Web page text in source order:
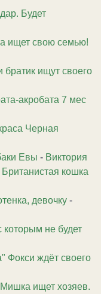
Будет
ищет свою семью!
братик ищут своего
акробата 7 мес
Черная
Евы - Виктория
кошка
девочку -
которым не будет
Фокси ждёт своего
ищет хозяев.